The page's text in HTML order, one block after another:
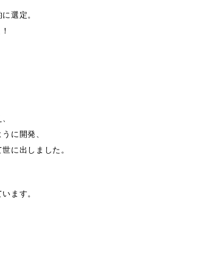
選定。
に開発、
に出しました。
ます。